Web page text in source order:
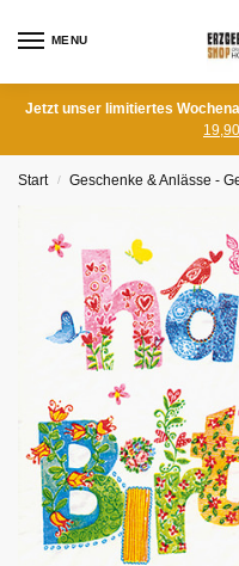
MENU
Jetzt unser limitiertes
Start / Geschenke & Anlässe -